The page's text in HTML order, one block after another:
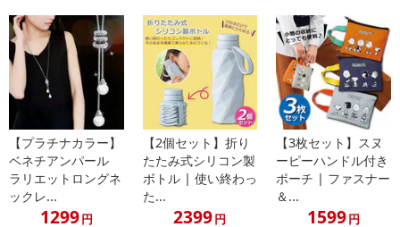
【発送・お届け・商品について】
※お申込み頂きました商品の同梱、お届けの日時指定はいたしかね
ます。
※お客様のご都合でお受取りいただけない場合、商品の再発送や返
金はいたしかねます。
また、お届け日時のご指定は、お受けできません。宅配業者からの
不在票にてご対応ください。
※発送予定日は前後する場合がございます。また商品によって発送
日が異なります。
【プラチナカラー】
ベネチアンパール
ラリエットロングネ
ックレ...
1299円
【2個セット】折り
たたみ式シリコン製
ボトル | 使い終わっ
た...
2399円
【3枚セット】スヌ
ーピーハンドル付き
ポーチ | ファスナー
＆...
1599円